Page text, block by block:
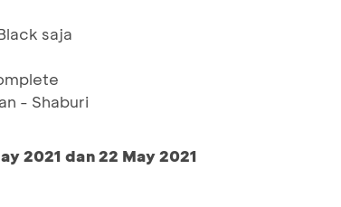
saja
- Shaburi
2021 dan 22 May 2021